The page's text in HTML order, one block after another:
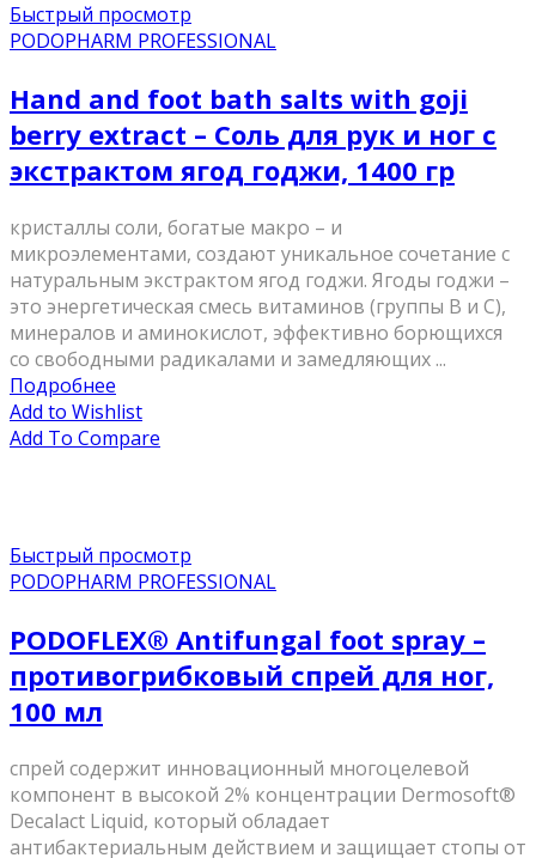
Быстрый просмотр
PODOPHARM PROFESSIONAL
Hand and foot bath salts with goji
berry extract – Соль для рук и ног с
экстрактом ягод годжи, 1400 гр
кристаллы соли, богатые макро – и
микроэлементами, создают уникальное сочетание с
натуральным экстрактом ягод годжи. Ягоды годжи –
это энергетическая смесь витаминов (группы В и С),
минералов и аминокислот, эффективно борющихся
со свободными радикалами и замедляющих ...
Подробнее
Add to Wishlist
Add To Compare
Быстрый просмотр
PODOPHARM PROFESSIONAL
PODOFLEX® Antifungal foot spray –
противогрибковый спрей для ног,
100 мл
спрей содержит инновационный многоцелевой
компонент в высокой 2% концентрации Dermosoft®
Decalact Liquid, который обладает
антибактериальным действием и защищает стопы от